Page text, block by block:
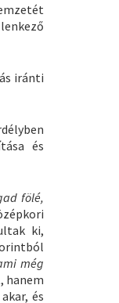
iránti
és
fölé,
ki,
még
hanem
és